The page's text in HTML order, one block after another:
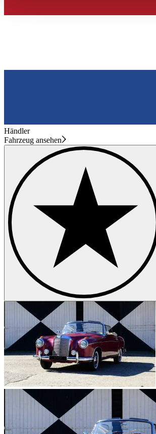
gesammelt haben.
Händler
Fahrzeug ansehen